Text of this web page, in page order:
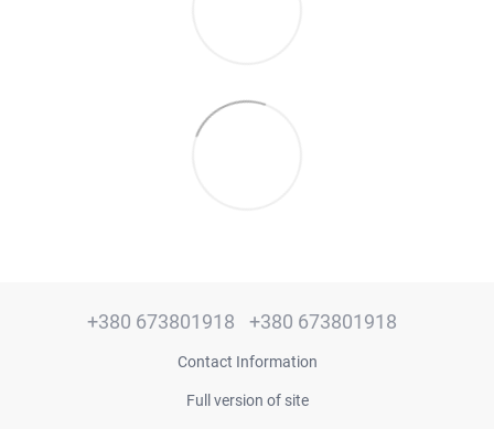
+380 673801918 +380 673801918
Contact Information
Full version of site